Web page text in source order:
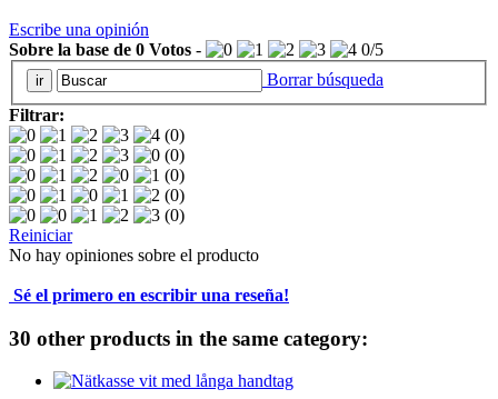
Escribe una opinión
Sobre la base de 0 Votos - 0/5
Borrar búsqueda
Filtrar:
(0)
(0)
(0)
(0)
(0)
Reiniciar
No hay opiniones sobre el producto
Sé el primero en escribir una reseña!
30 other products in the same category: